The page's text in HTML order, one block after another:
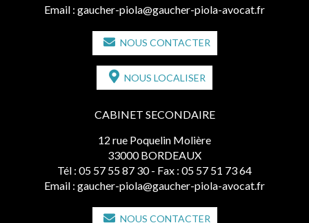
Email : gaucher-piola@gaucher-piola-avocat.fr
NOUS CONTACTER
NOUS LOCALISER
CABINET SECONDAIRE
12 rue Poquelin Molière
33000 BORDEAUX
Tél : 05 57 55 87 30 - Fax : 05 57 51 73 64
Email : gaucher-piola@gaucher-piola-avocat.fr
NOUS CONTACTER